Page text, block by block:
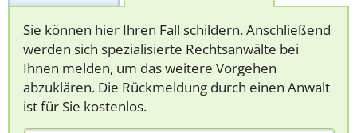
Sie können hier Ihren Fall schildern. Anschließend
werden sich spezialisierte Rechtsanwälte bei
Ihnen melden, um das weitere Vorgehen
abzuklären. Die Rückmeldung durch einen Anwalt
ist für Sie kostenlos.